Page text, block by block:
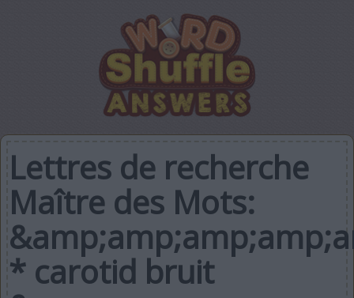
Lettres de recherche
Maître des Mots:
* carotid bruit